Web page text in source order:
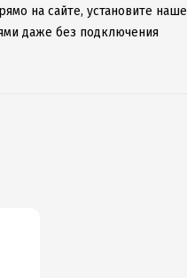
на сайте, установите наше
даже без подключения